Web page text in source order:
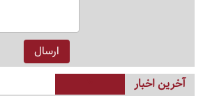
آخرین اخبار